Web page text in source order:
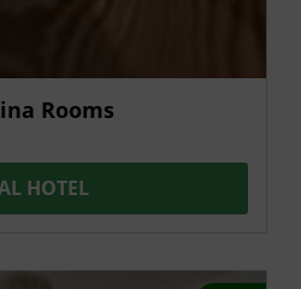
Rooms
HOTEL